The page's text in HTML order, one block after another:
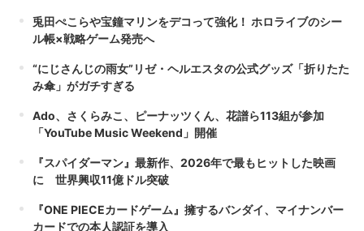
兎田ぺこらや宝鐘マリンをデコって強化！ ホロライブのシー
ル帳×戦略ゲーム発売へ
“にじさんじの雨女”リゼ・ヘルエスタの公式グッズ「折りたた
み傘」がガチすぎる
Ado、さくらみこ、ピーナッツくん、花譜ら113組が参加
「YouTube Music Weekend」開催
『スパイダーマン』最新作、2026年で最もヒットした映画
に 世界興収11億ドル突破
『ONE PIECEカードゲーム』擁するバンダイ、マイナンバー
カードでの本人認証を導入